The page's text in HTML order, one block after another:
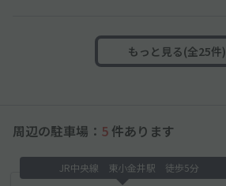
もっと見る(全25件)
周辺の駐車場： 5 件あります
JR中央線 東小金井駅 徒歩5分